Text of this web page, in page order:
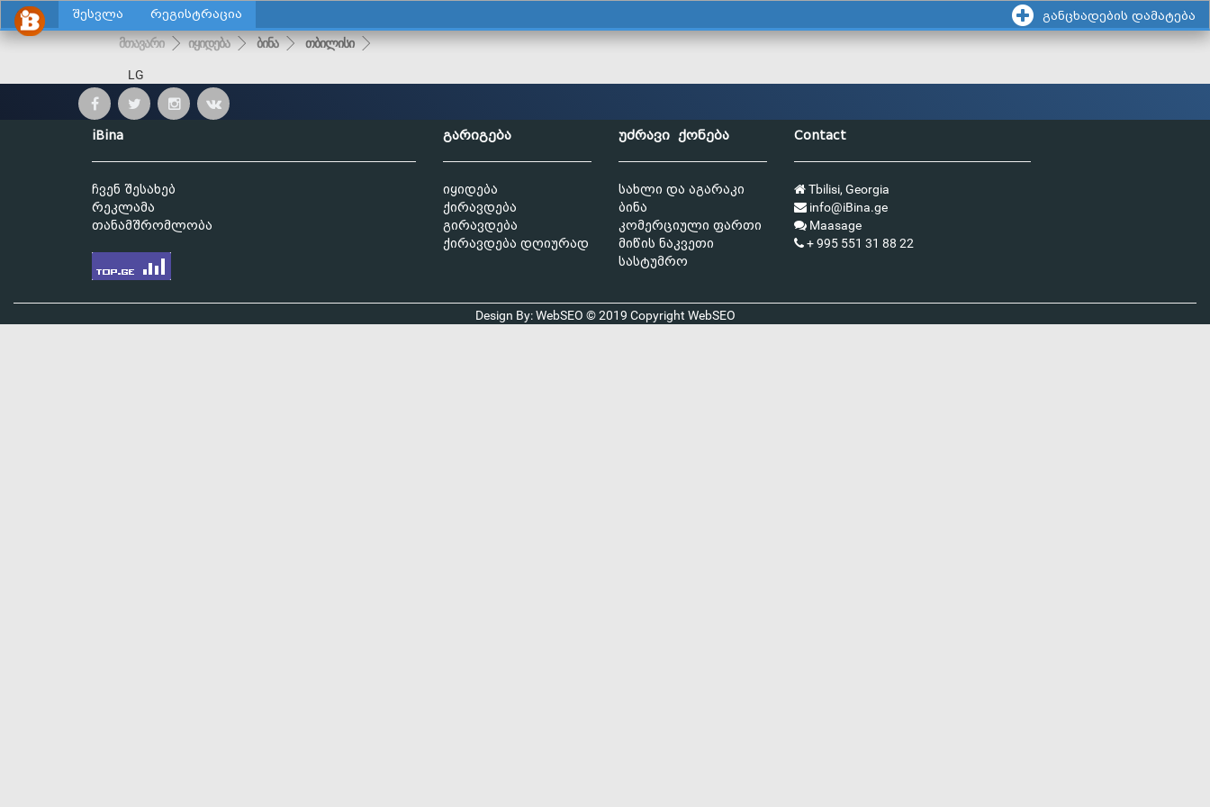
შესვლა რეგისტრაცია განცხადების დამატება
მთავარი იყიდება ბინა თბილისი
LG
iBina
ჩვენ შესახებ
რეკლამა
თანამშრომლობა
გარიგება
იყიდება
ქირავდება
გირავდება
ქირავდება დღიურად
უძრავი ქონება
სახლი და აგარაკი
ბინა
კომერციული ფართი
მიწის ნაკვეთი
სასტუმრო
Contact
Tbilisi, Georgia
info@iBina.ge
Maasage
+ 995 551 31 88 22
Design By: WebSEO © 2019 Copyright WebSEO